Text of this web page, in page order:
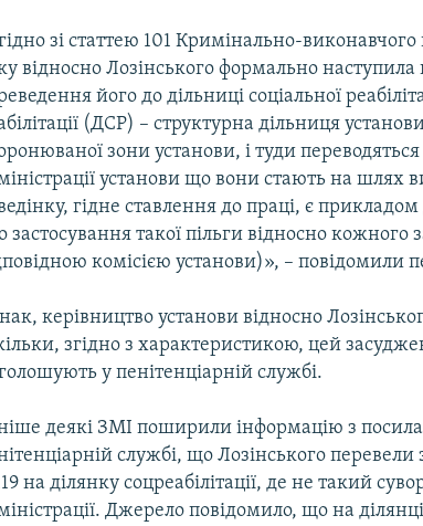
зі статтею 101 Кримінально-
відносно Лозінського формально наступила
його до дільниці соціальної
(ДСР) – структурна дільниця
зони установи, і туди
установи що вони стають на шлях
гідне ставлення до праці, є
застосування такої пільги відносно
комісією установи)», – повідомили
керівництво установи відносно
згідно з характеристикою, цей
у пенітенціарній службі.
деякі ЗМІ поширили інформацію з
службі, що Лозінського перевели
на ділянку соцреабілітації, де не такий
Джерело повідомило, що на ділянці